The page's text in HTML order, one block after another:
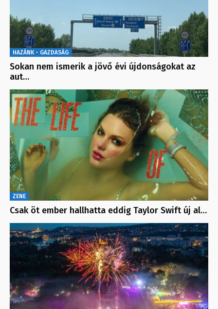
HAZÁNK - GAZDASÁG
Sokan nem ismerik a jövő évi újdonságokat az
aut…
ZENE
Csak öt ember hallhatta eddig Taylor Swift új al…